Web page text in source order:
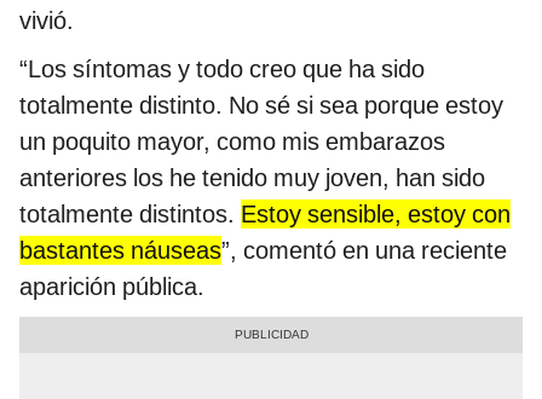
vivió.
“Los síntomas y todo creo que ha sido
totalmente distinto. No sé si sea porque estoy
un poquito mayor, como mis embarazos
anteriores los he tenido muy joven, han sido
totalmente distintos. Estoy sensible, estoy con
bastantes náuseas”, comentó en una reciente
aparición pública.